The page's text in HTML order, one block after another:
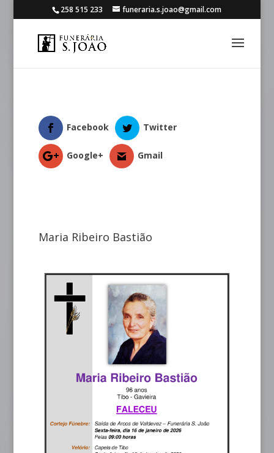
258 515 233 funeraria.s.joao@gmail.com
Facebook Twitter
Google+ Gmail
Maria Ribeiro Bastião